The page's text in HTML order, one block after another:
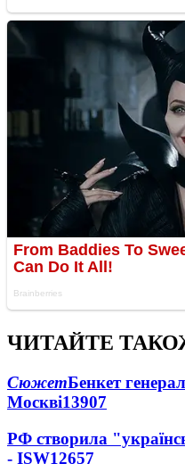
ЧИТАЙТЕ
СюжетБенкет
Москві13907
РФ створила
- ISW12657